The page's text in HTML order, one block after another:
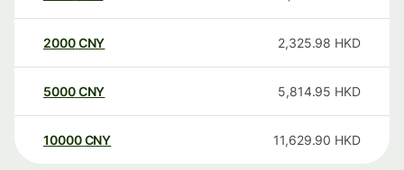
2000CNY 2,325.98 HKD
5000CNY 5,814.95 HKD
10000 CNY 11,629.90 HKD